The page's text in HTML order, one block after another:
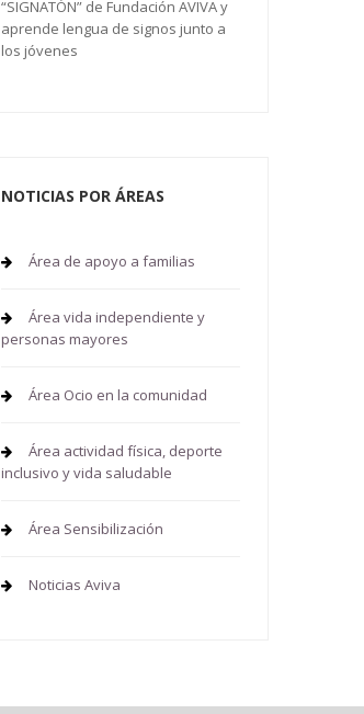
“SIGNATÓN” de Fundación AVIVA y
aprende lengua de signos junto a
los jóvenes
NOTICIAS POR ÁREAS
Área de apoyo a familias
Área vida independiente y
personas mayores
Área Ocio en la comunidad
Área actividad física, deporte
inclusivo y vida saludable
Área Sensibilización
Noticias Aviva